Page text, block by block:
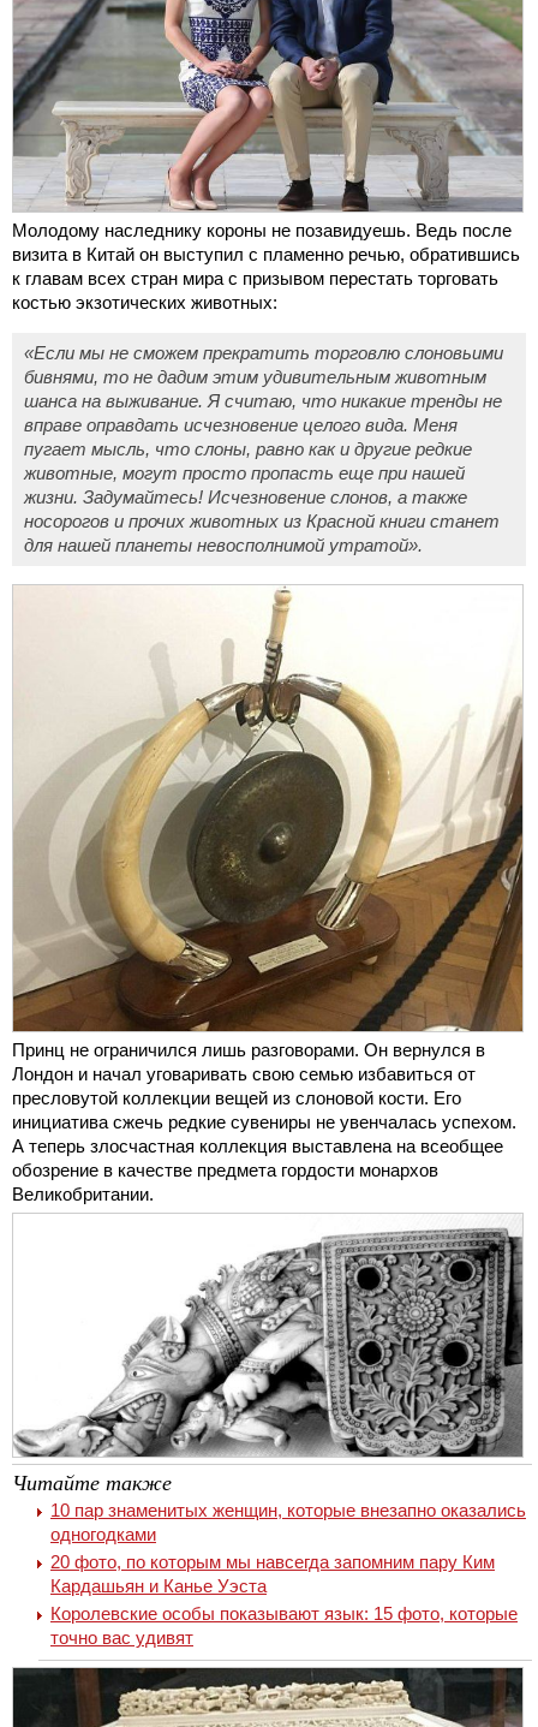
Молодому наследнику короны не позавидуешь. Ведь после
визита в Китай он выступил с пламенно речью, обратившись
к главам всех стран мира с призывом перестать торговать
костью экзотических животных:
«Если мы не сможем прекратить торговлю слоновьими
бивнями, то не дадим этим удивительным животным
шанса на выживание. Я считаю, что никакие тренды не
вправе оправдать исчезновение целого вида. Меня
пугает мысль, что слоны, равно как и другие редкие
животные, могут просто пропасть еще при нашей
жизни. Задумайтесь! Исчезновение слонов, а также
носорогов и прочих животных из Красной книги станет
для нашей планеты невосполнимой утратой».
Принц не ограничился лишь разговорами. Он вернулся в
Лондон и начал уговаривать свою семью избавиться от
пресловутой коллекции вещей из слоновой кости. Его
инициатива сжечь редкие сувениры не увенчалась успехом.
А теперь злосчастная коллекция выставлена на всеобщее
обозрение в качестве предмета гордости монархов
Великобритании.
Читайте также
10 пар знаменитых женщин, которые внезапно оказались
одногодками
20 фото, по которым мы навсегда запомним пару Ким
Кардашьян и Канье Уэста
Королевские особы показывают язык: 15 фото, которые
точно вас удивят